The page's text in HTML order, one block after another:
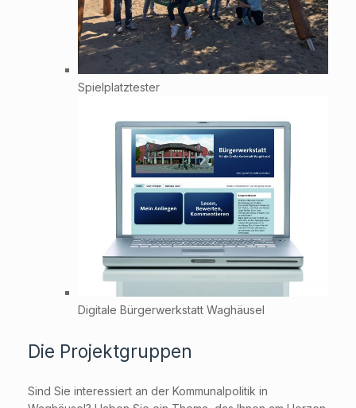
Spielplatztester
Digitale Bürgerwerkstatt Waghäusel
Die Projektgruppen
Sind Sie interessiert an der Kommunalpolitik in